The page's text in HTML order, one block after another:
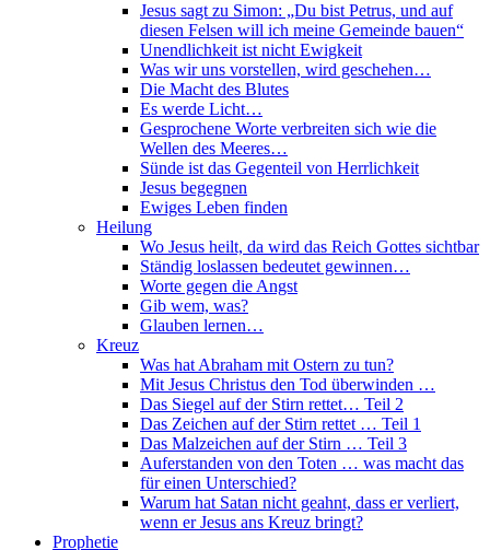
Jesus sagt zu Simon: „Du bist Petrus, und auf
diesen Felsen will ich meine Gemeinde bauen“
Unendlichkeit ist nicht Ewigkeit
Was wir uns vorstellen, wird geschehen…
Die Macht des Blutes
Es werde Licht…
Gesprochene Worte verbreiten sich wie die
Wellen des Meeres…
Sünde ist das Gegenteil von Herrlichkeit
Jesus begegnen
Ewiges Leben finden
Heilung
Wo Jesus heilt, da wird das Reich Gottes sichtbar
Ständig loslassen bedeutet gewinnen…
Worte gegen die Angst
Gib wem, was?
Glauben lernen…
Kreuz
Was hat Abraham mit Ostern zu tun?
Mit Jesus Christus den Tod überwinden …
Das Siegel auf der Stirn rettet… Teil 2
Das Zeichen auf der Stirn rettet … Teil 1
Das Malzeichen auf der Stirn … Teil 3
Auferstanden von den Toten … was macht das
für einen Unterschied?
Warum hat Satan nicht geahnt, dass er verliert,
wenn er Jesus ans Kreuz bringt?
Prophetie